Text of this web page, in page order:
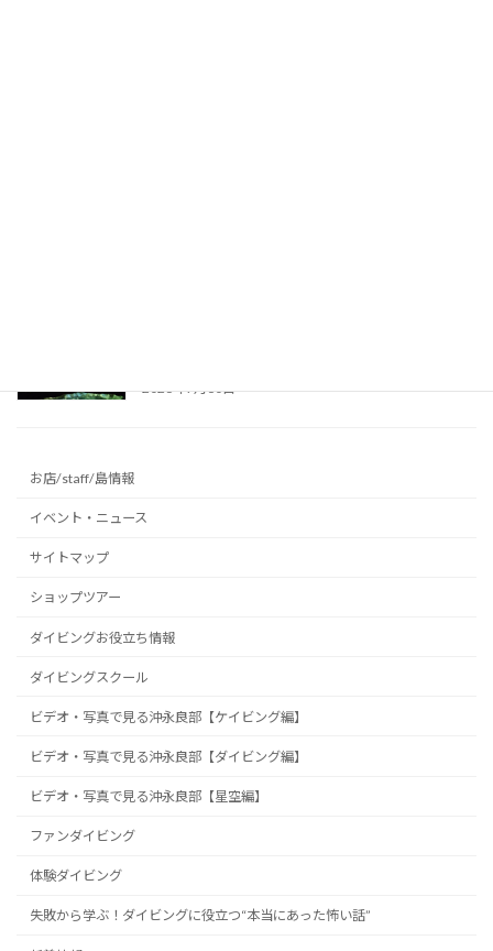
2026年7月30日
お店/staff/島情報
イベント・ニュース
サイトマップ
ショップツアー
ダイビングお役立ち情報
ダイビングスクール
ビデオ・写真で見る沖永良部【ケイビング編】
ビデオ・写真で見る沖永良部【ダイビング編】
ビデオ・写真で見る沖永良部【星空編】
ファンダイビング
体験ダイビング
失敗から学ぶ！ダイビングに役立つ“本当にあった怖い話”